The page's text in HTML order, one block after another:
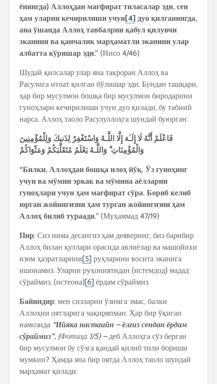
ёнингда) Аллоҳдан мағфират тиласалар эди, сен
ҳам уларни кечирилиши учун[4] дуо қилганингда,
ана ўшанда Аллоҳ тавбалрни қабул қилувчи
эканини ва қанчалик марҳаматли эканини улар
албатта кўришар эди.” (Нисо 4/46)
Шудай қилсалар улар яна такроран Аллоҳ ва
Расулига итоат қилган бўлишар эди. Бундан ташқари,
ҳар бир мусулмон бошқа бир мусулмон биродарини
гуноҳлари кечирилиши учун дуо қилади, бу табиий
нарса. Аллоҳ таоло Расулуллоҳга шундай буюрган:
فَاعْلَمْ أَنَّهُ لَا إِلَـٰهَ إِلَّا اللَّـهُ وَاسْتَغْفِرْ لِذَنبِكَ وَلِلْمُؤْمِنِينَ
وَالْمُؤْمِنَاتِ ۗ وَاللَّـهُ يَعْلَمُ مُتَقَلَّبَكُمْ وَمَثْوَاكُمْ
“Билки, Аллоҳдан бошқа илоҳ йўқ. Ўз гуноҳинг
учун ва мўмин эркак ва мўмина аёлларни
гуноҳлари учун ҳам мағфират сўра. Бориб келиб
юрган жойингизни ҳам турган жойингизни ҳам
Аллоҳ билиб тураади.” (Муҳаммад 47/19)
Пир: Сиз нима десангиз ҳам деяверинг, биз барибир
Аллоҳ билан қуллари орасида авлиёлар ва машойихи
изом ҳазратларини[5] руҳларини восита эканига
ишонамиз. Уларни руҳониятидан (истемдод) мадад
сўраймиз, (истеона)[6] ёрдам сўраймиз.
Байиндир: мен сизларни ўзимга эмас, балки
Аллоҳни оятларига чақиряпман. Ҳар бир ўқиган
намозида “Ийяка настаийн – ёлғиз сендан ёрдам
сўраймиз”, (Фотиҳа 1/5) –деб Аллоҳга сўз берган
бир мусулмон бу сўзга қандай қилиб тили бориши
мумкин? Ҳамда яна бир оятда Аллоҳ таоло шундай
марҳамат қилади: